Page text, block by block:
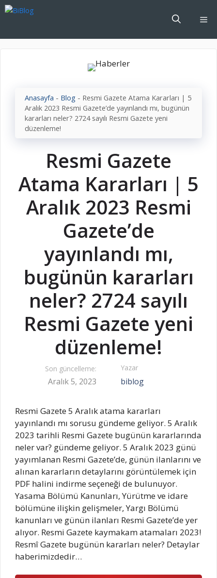
İçeriğe
Anasayfa - Blog - Resmi Gazete Atama Kararları | 5
Aralık 2023 Resmi Gazete’de yayınlandı mı, bugünün
kararları neler? 2724 sayılı Resmi Gazete yeni
düzenleme!
Resmi Gazete
Atama Kararları | 5
Aralık 2023 Resmi
Gazete’de
yayınlandı mı,
bugünün kararları
neler? 2724 sayılı
Resmi Gazete yeni
düzenleme!
Son güncelleme:
Aralık 5, 2023
Yazar
biblog
Resmi Gazete 5 Aralık atama kararları
yayınlandı mı sorusu gündeme geliyor. 5 Aralık
2023 tarihli Resmi Gazete bugünün kararlarında
neler var? gündeme geliyor. 5 Aralık 2023 günü
yayımlanan Resmi Gazete’de, günün ilanlarını ve
alınan kararların detaylarını görüntülemek için
PDF halini indirme seçeneği de bulunuyor.
Yasama Bölümü Kanunları, Yürütme ve idare
bölümüne ilişkin gelişmeler, Yargı Bölümü
kanunları ve günün ilanları Resmi Gazete’de yer
alıyor. Resmi Gazete kaymakam atamaları 2023!
Resmî Gazete bugünün kararları neler? Detaylar
haberimizdedir…